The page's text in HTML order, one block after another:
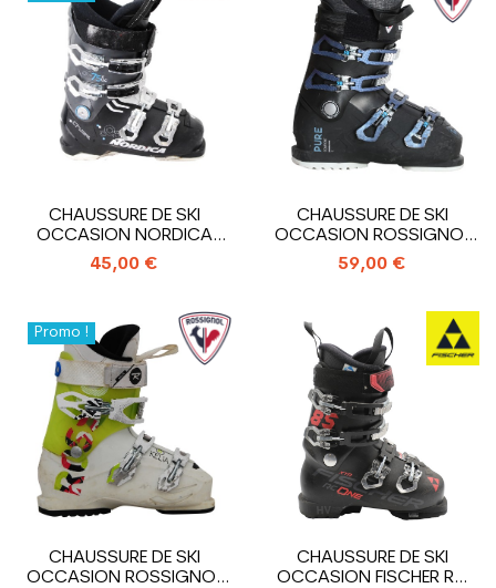
CHAUSSURE DE SKI
OCCASION NORDICA
CRUISE 75 X WR
45,00 €
CHAUSSURE DE SKI
OCCASION ROSSIGNOL
PURE COMFORT
59,00 €
CHAUSSURE DE SKI
OCCASION ROSSIGNOL
Promo !
CHAUSSURE DE SKI
OCCASION FISCHER RC